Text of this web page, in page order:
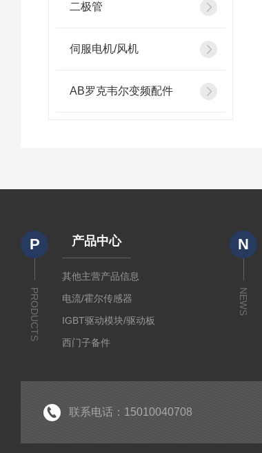
二极管
伺服电机/风机
AB罗克韦尔变频配件
P
PRODUCTS
产品中心
其他主营产品信息
电流/霍尔传感器
IGBT驱动模块/驱动板
西门子备件
PIM集成功率模块
N
NEWS
联系电话：15010040708